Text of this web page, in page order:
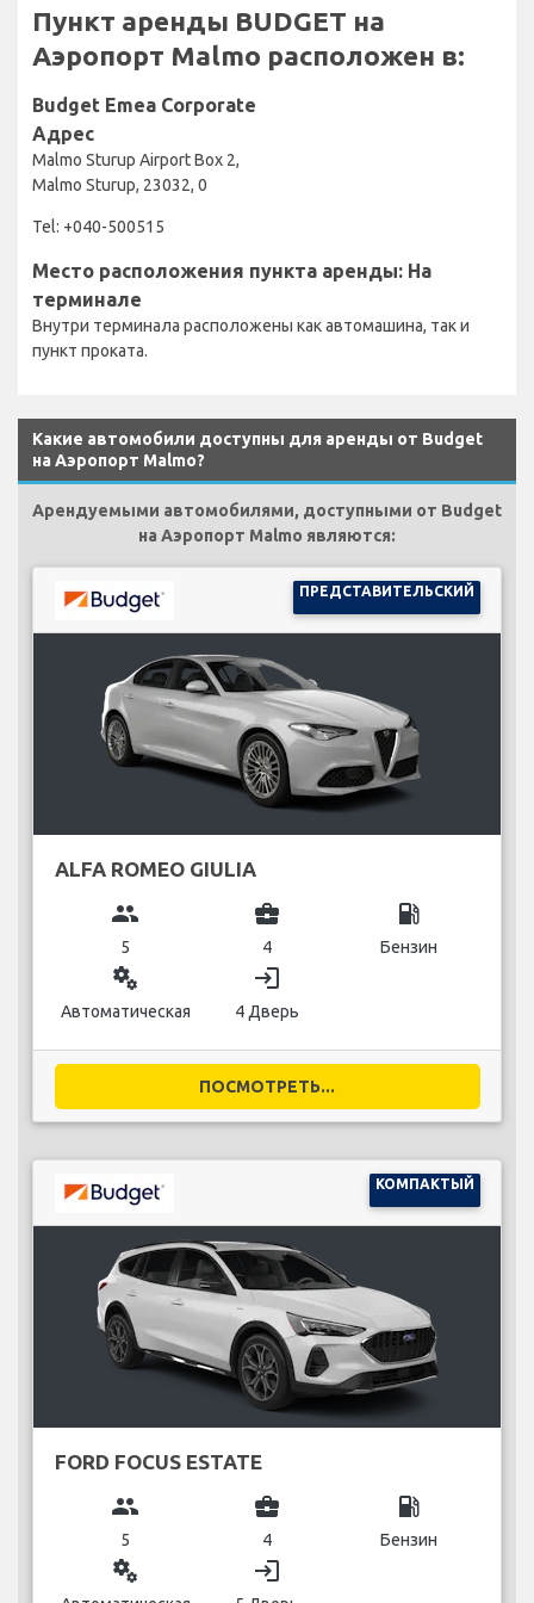
Пункт аренды BUDGET на
Аэропорт Malmo расположен в:
Budget Emea Corporate
Адрес
Malmo Sturup Airport Box 2,
Malmo Sturup, 23032, 0
Tel: +040-500515
Место расположения пункта аренды: На
терминале
Внутри терминала расположены как автомашина, так и
пункт проката.
Какие автомобили доступны для аренды от Budget
на Аэропорт Malmo?
Арендуемыми автомобилями, доступными от Budget
на Аэропорт Malmo являются:
ПРЕДСТАВИТЕЛЬСКИЙ
ALFA ROMEO GIULIA
group
5
business_center
4
local_gas_station
Бензин
miscellaneous_services
Автоматическая
login
4 Дверь
ПОСМОТРЕТЬ...
КОМПАКТЫЙ
FORD FOCUS ESTATE
group
5
business_center
4
local_gas_station
Бензин
miscellaneous_services login